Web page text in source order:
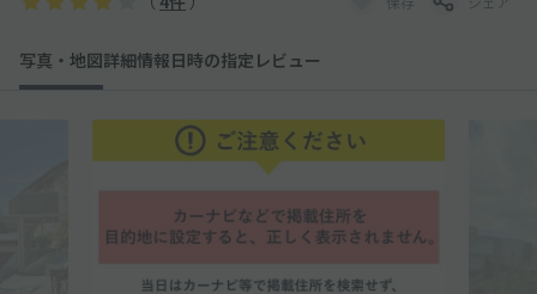
写真・地図詳細情報日時の指定 レビュー